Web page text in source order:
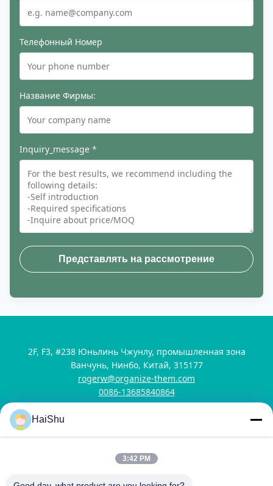
Телефонный Номер
Название Фирмы:
Inquiry_message *
Представлять на рассмотрение
2F, F3, #238 Юньлинь Чжунлу, промышленная зона
Ванчунь, Нинбо, Китай, 315177
rogerw@organize-them.com
0086-13685840864
ДомО наспродукты
Карта сайта
HaiShu
3:42 PM